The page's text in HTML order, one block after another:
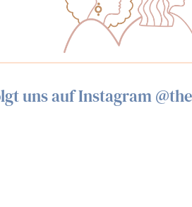
uns auf Instagram